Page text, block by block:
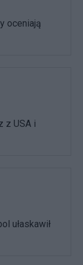
oceniają
z USA i
ułaskawił